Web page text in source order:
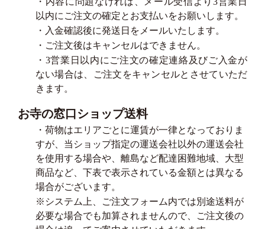
以内にご注文の確定とお支払いをお願いします。
・入金確認後に発送日をメールいたします。
・ご注文後はキャンセルはできません。
・3営業日以内にご注文の確定連絡及びご入金が
ない場合は、ご注文をキャンセルとさせていただ
きます。
お寺の窓口ショップ送料
・荷物はエリアごとに運賃が一律となっておりま
すが、当ショップ指定の運送会社以外の運送会社
を使用する場合や、離島など配達困難地域、大型
商品など、下表で表示されている金額とは異なる
場合がございます。
※システム上、ご注文フォーム内では別途送料が
必要な場合でも加算されませんので、ご注文後の